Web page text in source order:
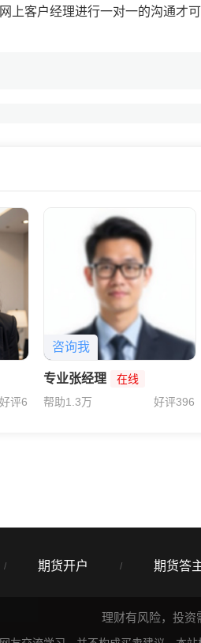
上客户经理进行一对一的沟通才
收益稳定，还没有风险。
好评6
咨询我
专业张经理
在线
帮助1.3万
好评396
/ 期货开户 / 期货答
理财有风险，投资